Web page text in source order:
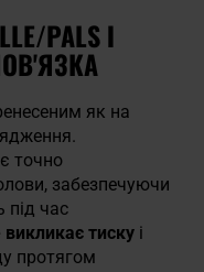
PALS І
як на
точно
забезпечуючи
під час
викликає тиску і
протягом